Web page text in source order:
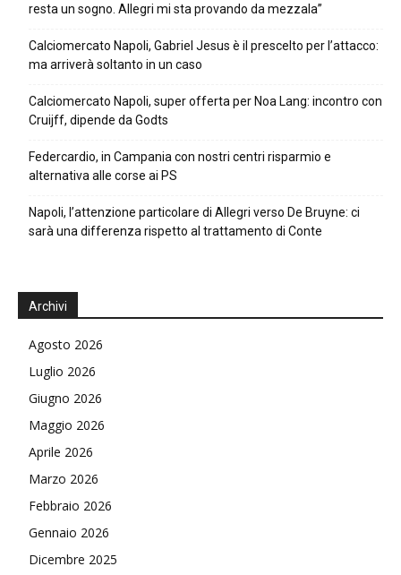
resta un sogno. Allegri mi sta provando da mezzala”
Calciomercato Napoli, Gabriel Jesus è il prescelto per l’attacco:
ma arriverà soltanto in un caso
Calciomercato Napoli, super offerta per Noa Lang: incontro con
Cruijff, dipende da Godts
Federcardio, in Campania con nostri centri risparmio e
alternativa alle corse ai PS
Napoli, l’attenzione particolare di Allegri verso De Bruyne: ci
sarà una differenza rispetto al trattamento di Conte
Archivi
Agosto 2026
Luglio 2026
Giugno 2026
Maggio 2026
Aprile 2026
Marzo 2026
Febbraio 2026
Gennaio 2026
Dicembre 2025